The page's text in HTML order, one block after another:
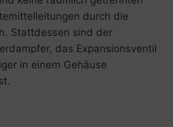
durch die
Stattdessen sind der
das Expansionsventil
in einem Gehäuse